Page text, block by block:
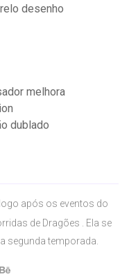
desenho
melhora
dublado
após os eventos do
de Dragões . Ela se
segunda temporada.